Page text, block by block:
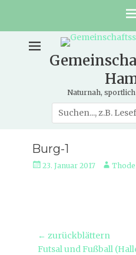
Naturnah,
Suche
nach:
Burg-1
Veröffentlicht
23. Januar 2017 AutorThode
← zurückblättern
Vorheriger
Futsal und Fußball